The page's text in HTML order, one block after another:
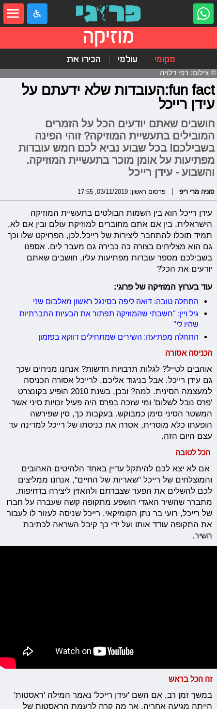
מוזיקה
מקומי עולמי הכירו את
© צילום: רפי דלויה
fun fact:העובדות שלא ידעתם על
עידן רייכל
חושבים שאתם יודעים הכל על הזמרים
המובילים בתעשיית המוזיקה? זוהי הפינה
בשבילכם! בכל שבוע נביא לכם חמש עובדות
מפתיעות על אומן מוכר בתעשיית המוזיקה.
והשבוע - עידן רייכל
סוניה מרי ריפ פרסום ראשון: 03/11/2019, 17:55
עידן רייכל הוא בין השמות הבולטים בתעשיית המוזיקה
הישראלית. בין אם אתם מחוברים למוזיקת עולם ובין אם לא,
תמיד תוכלו להתחבר ליצירות של רייכל.לכן, הפרויקט שלו וכך
גם הוא מצליחים בצורה כה כבירה גם מעבר לים. אספנו
בשבילכם מספר עובדות מפתיעות עליו, חושבים שאתם
יודעים את הכל?
עוד בערוץ המוזיקה של פרוגי:
התחלה טובה: דואה ליפה בסינגל ראשון מאלבום שני
גיל ויין: "חשבתי שהמוזיקה תפתור את הבעיות החברתיות
שהיו לי"
התחלה מפתיעה: השירים שמתחילים דווקא בפזמון
הכניסה אסורה
אוהבים לטייל? לגלות תרבויות חדשות? אנחנו מניחים שכך
גם עידן רייכל. אבל בניגוד אליכם, לרייכל אסורה הכניסה
למעצמה הסינית. למה? ובכן, בשנת 2010 הופיע בקונצרט
'פרס נובל לשלום' ומי שזכה בפרס היה פעיל זכויות סיני אשר
המשטר הסיני סימן כמבוקש. בעקבות כך, סין שפירשה
הופעתו כלא מוסרית, אסרה את כניסתו של רייכל למדינה עד
עצם היום הזה.
הכל לטובה
אם לא יצא לכם להיתקל עדיין באחד הלהיטים האהובים
והמוצלחים של רייכל "שאריות של החיים", אנחנו ממליצים
לכם להשלים את הפער שצברתם ולהאזין ליצירה בדחיפות.
מתברר שהשיר האגדי הושפע מתקופה קשה שעברה על חברו
של רייכל, רועי בר נתן הקומיקאי. רייכל שניסה לעזור לו לעבור
את התקופה עודד אותו ועל ידי כך קיבל השראה לכתיבת
השיר.
זה הכל בראש
במשך זמן רב, אם השם 'עידן רייכל' נאמר המילה 'ראסטות'
הייתה מגיעה אחריה. אך מה קרה לרעמת הראסטות של